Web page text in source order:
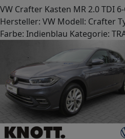
VW Crafter Kasten MR 2.0 TDI 6-
Hersteller: VW Modell: Crafter
Farbe: Indienblau Kategorie: